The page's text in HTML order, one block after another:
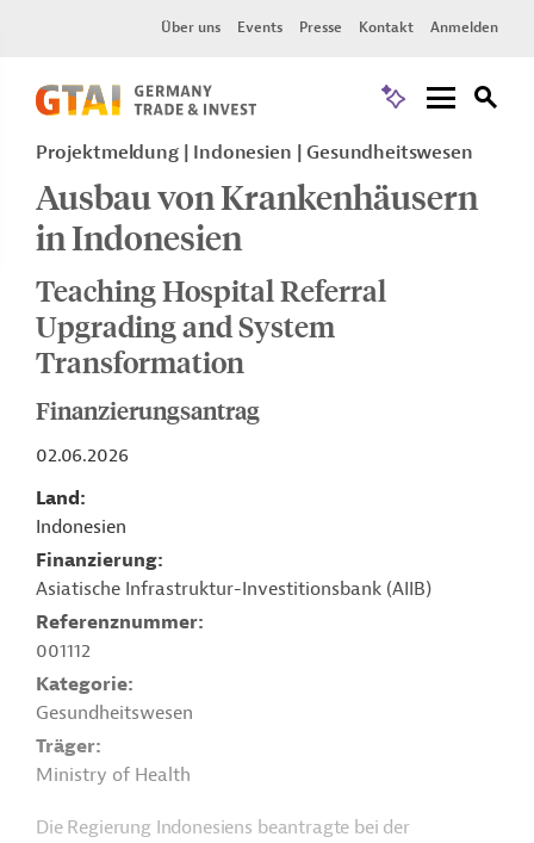
Über uns Events Presse Kontakt Anmelden
Projektmeldung Indonesien Gesundheitswesen
Ausbau von Krankenhäusern
in Indonesien
Teaching Hospital Referral
Upgrading and System
Transformation
Finanzierungsantrag
02.06.2026
Land
Indonesien
Finanzierung
Asiatische Infrastruktur-Investitionsbank (AIIB)
Referenznummer
001112
Kategorie
Gesundheitswesen
Träger
Ministry of Health
Die Regierung Indonesiens beantragte bei der